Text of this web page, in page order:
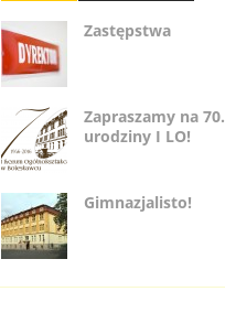
Zastępstwa
Zapraszamy na 70.
urodziny I LO!
Gimnazjalisto!